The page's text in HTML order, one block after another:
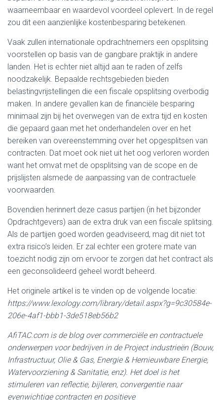
waarneembaar en waardevol voordeel oplevert. In de regel
zou dit een aanzienlijke kostenbesparing betekenen.
Vaak zullen internationale opdrachtnemers een opsplitsing
voorstellen op basis van de gangbare praktijk in andere
landen. Het is echter niet altijd aan te raden of zelfs
noodzakelijk. Bepaalde rechtsgebieden bieden
belastingvrijstellingen die een fiscale opsplitsing overbodig
maken. In andere gevallen kan de financiële besparing
minimaal zijn bij het overwegen van de extra tijd en kosten
die gepaard gaan met het onderhandelen over en het
bereiken van overeenstemming over het opgesplitsen van
contracten. Dat moet ook niet uit het oog verloren worden
want het omvat met de opsplitsing van de scope en de
prijslijsten alsmede de aanpassing van de contractuele
voorwaarden.
Bovendien herinnert deze casus partijen (in het bijzonder
Opdrachtgevers) aan de extra druk van een fiscale splitsing.
Als de partijen goed worden geadviseerd, mag dit niet tot
extra risico’s leiden. Er zal echter een grotere mate van
toezicht nodig zijn om ervoor te zorgen dat het contract als
een geconsolideerd geheel wordt beheerd.
Het originele artikel is te vinden op de volgende locatie:
https://www.lexology.com/library/detail.aspx?g=9c30584e-
206e-4af1-bbb1-3de518eb56b2
AfiTAC.com is de blog over commerciële en contractuele
onderwerpen voor bedrijven in de Project industrieën (Bouw,
Infrastructuur, Olie & Gas, Energie & Hernieuwbare Energie,
Watervoorziening & Sanitatie, enz). Het doel is het
stimuleren van reflectie, bijleren, convergentie naar
evenwichtige contracten en positieve